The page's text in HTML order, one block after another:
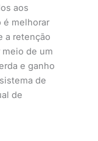
aos
é melhorar
a retenção
de um
e ganho
de
de